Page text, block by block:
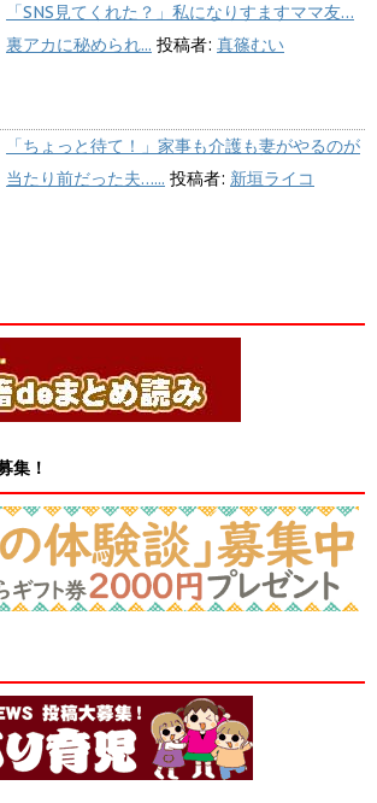
「SNS見てくれた？」私になりすますママ友…
裏アカに秘められ... 投稿者: 真篠むい
「ちょっと待て！」家事も介護も妻がやるのが
当たり前だった夫…... 投稿者: 新垣ライコ
集！